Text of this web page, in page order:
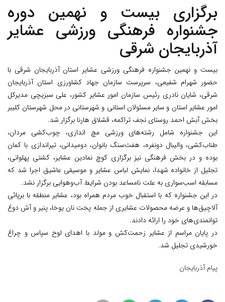
برگزاری بیست و نهمین دوره
جشنواره فرهنگی ورزشی عشایر
آذربایجان شرقی
بیست و نهمین جشنواره فرهنگی ورزشی عشایر استان آذربایجان شرقی با
حضور شهرام شفیعی، سرپرست سازمان جهاد کشاورزی استان آذربایجان
شرقی، شایان نادری رئیس سازمان امور عشایر کشور، علی سبزیچی مدیرکل
امور عشایر استان و سایر مسئولان استانی و شهرستانی در محل شهرستان کلیبر
بخش آبش احمد روستای نجف تراکمه، قشلاق هارنا برگزار شد.
این جشنواره شامل رشته‌های ورزشی مچ اندازی، چوب‌کشی مردان،
طناب‌کشی، والیبال دونفره، هفت‌سنگ بانوان، دومیدانی، تیراندازی با کمان
بوده و در بخش فرهنگی نیز برگزاری کوچ نمادین عشایر، کشتی پهلوانی،
تجلیل از خانواده شهدا، نمایش لباس عشایر و موسیقی عاشیق اجرا شد که
مسابقه اسب‌سواری به علت نامساعد بودن شرایط آب‌وهوایی برگزار نشد.
در این جشنواره که با استقبال خوب مردم همراه بود، عشایر منطقه با برپائی
آلاچیق‌ها و عرضه محصولات عشایری از جمله پخت نان یوخا، پنیر و آش دوغ
توانمندی‌های خود را ارائه دادند.
در پایان مراسم از عشایر زحمت‌کش و مولد با اهدای لوح سپاس و چراغ
خورشیدی تجلیل شد.
پیام آذربایجان